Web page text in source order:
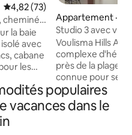
Note moyenne de 4,82 sur 5,
4,82 (73)
cheminée
la baie
cabane
les
:
Appartement ·
Studio 3 avec vue
Hills
Voulisma Hills
complexe
près de la plage
connue pour ses
confort et
parfait pour une
Crète.
populaires
vacances dans le